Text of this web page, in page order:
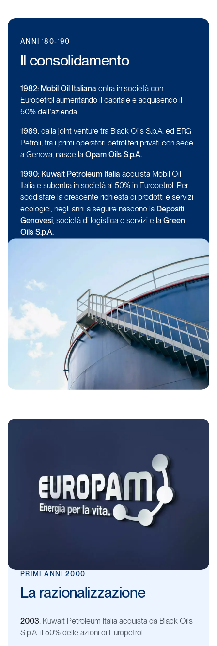
ANNI ’80-’90
Il consolidamento
1982: Mobil Oil Italianaentra in società con
Europetrol aumentando il capitale e acquisendo il
50% dell’azienda.
1989: dalla joint venture tra Black Oils S.p.A. ed ERG
Petroli, tra i primi operatori petroliferi privati con sede
a Genova, nasce la Opam Oils S.p.A.
1990: Kuwait Petroleum Italiaacquista Mobil Oil
Italia e subentra in società al 50% in Europetrol. Per
soddisfare la crescente richiesta di prodotti e servizi
ecologici, negli anni a seguire nascono la Depositi
Genovesi, società di logistica e servizi e la Green
Oils S.p.A.
PRIMI ANNI 2000
La razionalizzazione
2003: Kuwait Petroleum Italia acquista da Black Oils
S.p.A. il 50% delle azioni di Europetrol.